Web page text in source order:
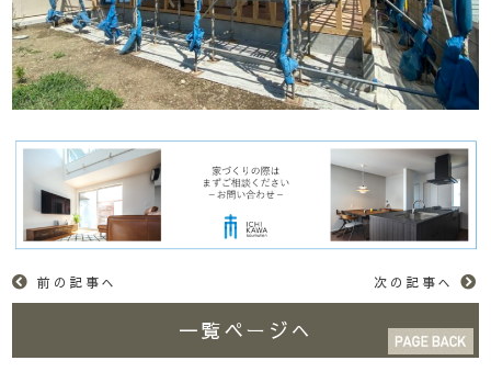
前の記事へ 次の記事へ
一覧ページへ